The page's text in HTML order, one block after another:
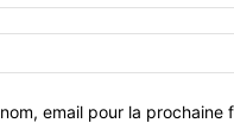
email pour la